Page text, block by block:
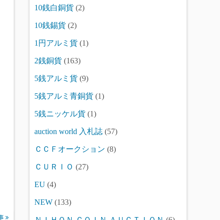
10銭白銅貨 (2)
10銭錫貨 (2)
1円アルミ貨 (1)
2銭銅貨 (163)
5銭アルミ貨 (9)
5銭アルミ青銅貨 (1)
5銭ニッケル貨 (1)
auction world 入札誌 (57)
ＣＣＦオークション (8)
ＣＵＲＩＯ (27)
EU (4)
NEW (133)